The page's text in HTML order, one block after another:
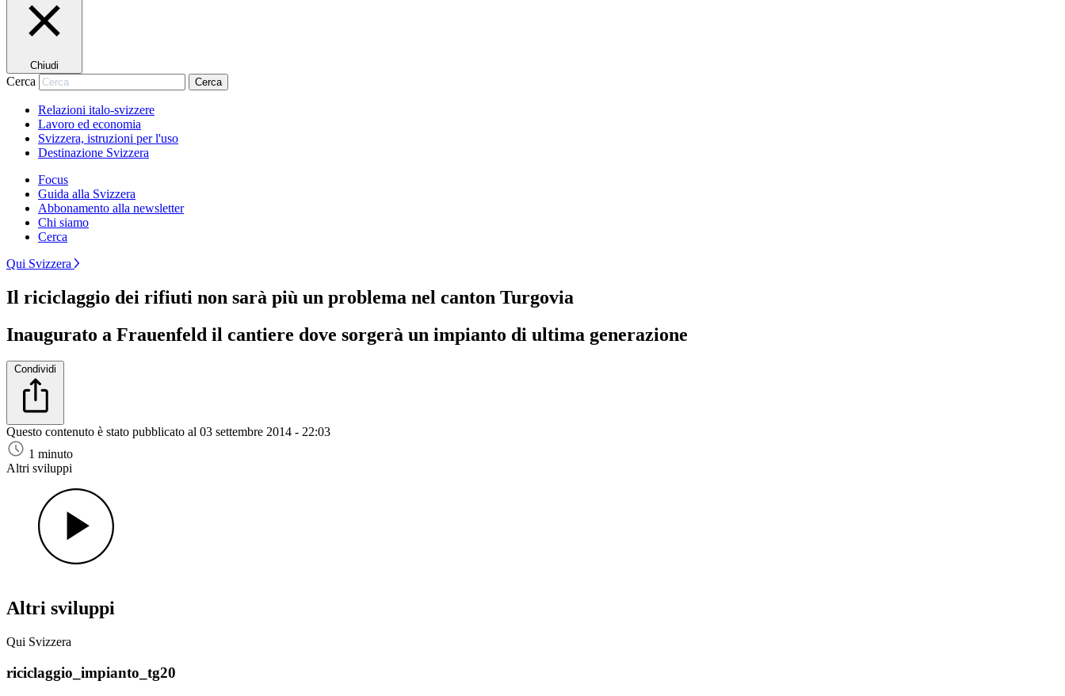
Chiudi
Cerca Cerca
Relazioni italo-svizzere
Lavoro ed economia
Svizzera, istruzioni per l'uso
Destinazione Svizzera
Focus
Guida alla Svizzera
Abbonamento alla newsletter
Chi siamo
Cerca
Qui Svizzera
Il riciclaggio dei rifiuti non sarà più un problema nel canton Turgovia
Inaugurato a Frauenfeld il cantiere dove sorgerà un impianto di ultima generazione
Condividi
Questo contenuto è stato pubblicato al 03 settembre 2014 - 22:03
1 minuto
Altri sviluppi
Altri sviluppi
Qui Svizzera
riciclaggio_impianto_tg20